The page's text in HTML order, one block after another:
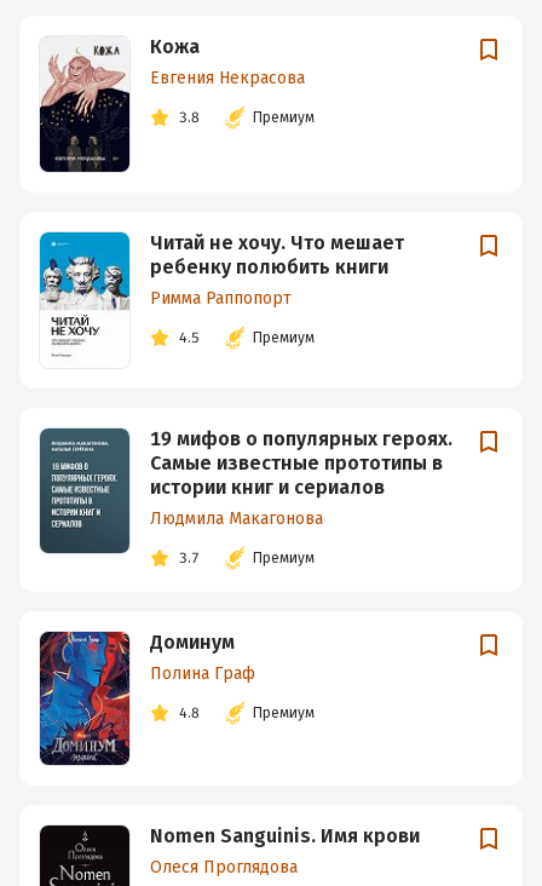
Кожа
Евгения Некрасова
3.8 Премиум
Читай не хочу. Что мешает
ребенку полюбить книги
Римма Раппопорт
4.5 Премиум
19 мифов о популярных героях.
Самые известные прототипы в
истории книг и сериалов
Людмила Макагонова
3.7 Премиум
Доминум
Полина Граф
4.8 Премиум
Nomen Sanguinis. Имя крови
Олеся Проглядова